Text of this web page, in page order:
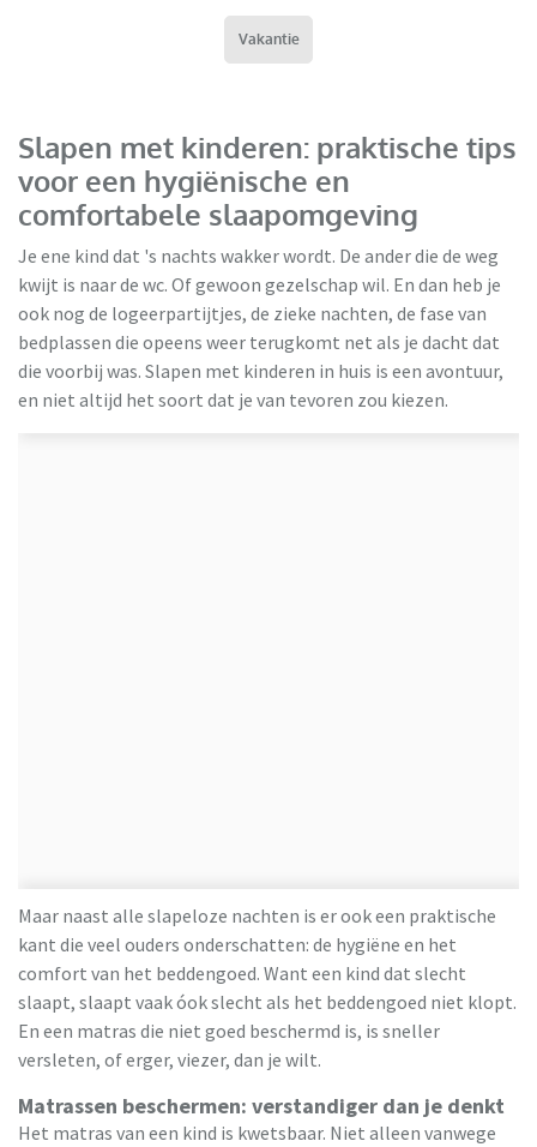
Vakantie
HBeds
Slapen met kinderen: praktische tips
voor een hygiënische en
comfortabele slaapomgeving
Je ene kind dat 's nachts wakker wordt. De ander die de weg
kwijt is naar de wc. Of gewoon gezelschap wil. En dan heb je
ook nog de logeerpartijtjes, de zieke nachten, de fase van
bedplassen die opeens weer terugkomt net als je dacht dat
die voorbij was. Slapen met kinderen in huis is een avontuur,
en niet altijd het soort dat je van tevoren zou kiezen.
Maar naast alle slapeloze nachten is er ook een praktische
kant die veel ouders onderschatten: de hygiëne en het
comfort van het beddengoed. Want een kind dat slecht
slaapt, slaapt vaak óok slecht als het beddengoed niet klopt.
En een matras die niet goed beschermd is, is sneller
versleten, of erger, viezer, dan je wilt.
Matrassen beschermen: verstandiger dan je denkt
Het matras van een kind is kwetsbaar. Niet alleen vanwege